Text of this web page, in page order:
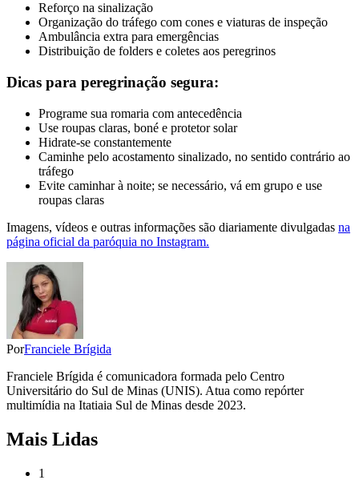
Reforço na sinalização
Organização do tráfego com cones e viaturas de inspeção
Ambulância extra para emergências
Distribuição de folders e coletes aos peregrinos
Dicas para peregrinação segura:
Programe sua romaria com antecedência
Use roupas claras, boné e protetor solar
Hidrate-se constantemente
Caminhe pelo acostamento sinalizado, no sentido contrário ao
tráfego
Evite caminhar à noite; se necessário, vá em grupo e use
roupas claras
Imagens, vídeos e outras informações são diariamente divulgadas na
página oficial da paróquia no Instagram.
PorFranciele Brígida
Franciele Brígida é comunicadora formada pelo Centro
Universitário do Sul de Minas (UNIS). Atua como repórter
multimídia na Itatiaia Sul de Minas desde 2023.
Mais Lidas
1